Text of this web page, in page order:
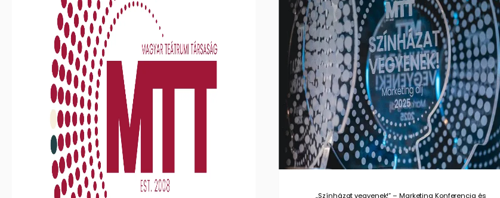
„Színházat vegyenek!” – Marketing Konferencia és